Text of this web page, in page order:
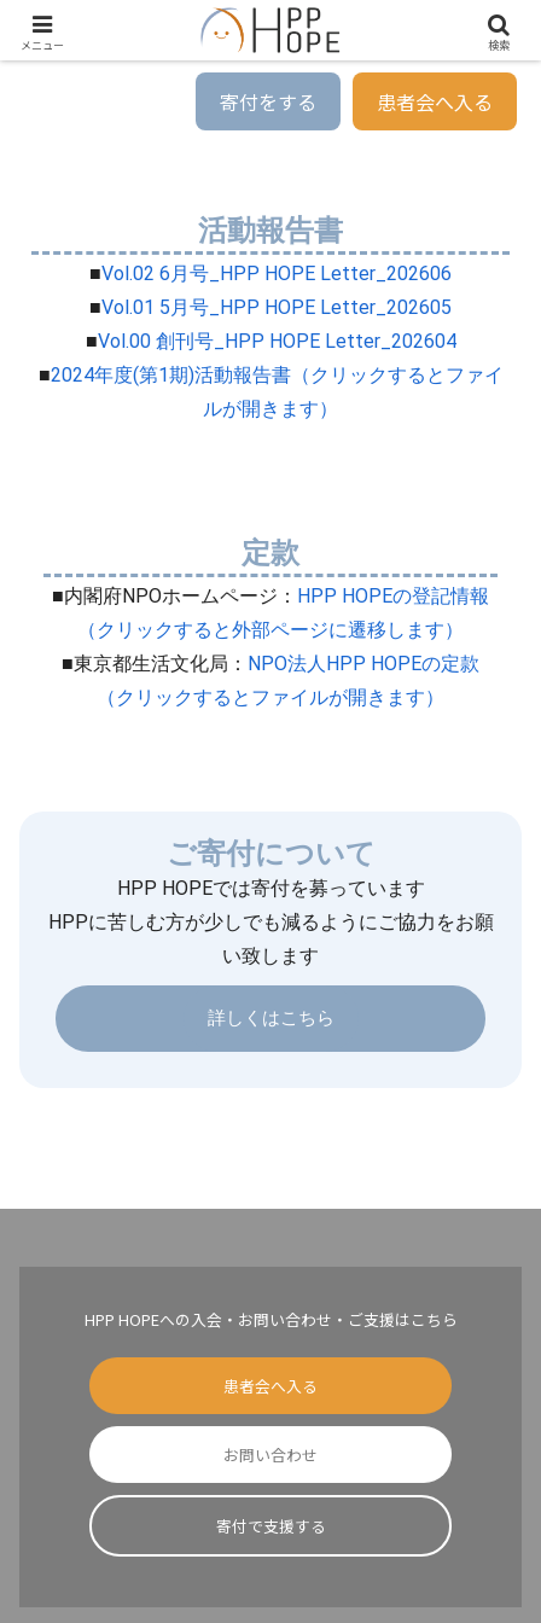
寄付をする 患者会へ入る
活動報告書
■Vol.02 6月号_HPP HOPE Letter_202606
■Vol.01 5月号_HPP HOPE Letter_202605
■Vol.00 創刊号_HPP HOPE Letter_202604
■2024年度(第1期)活動報告書（クリックするとファイ
ルが開きます）
定款
■内閣府NPOホームページ： HPP HOPEの登記情報
（クリックすると外部ページに遷移します）
■東京都生活文化局： NPO法人HPP HOPEの定款
（クリックするとファイルが開きます）
ご寄付について
HPP HOPEでは寄付を募っています
HPPに苦しむ方が少しでも減るようにご協力をお願
い致します
詳しくはこちら
HPP HOPEへの入会・お問い合わせ・ご支援はこちら
患者会へ入る
お問い合わせ
寄付で支援する
メニュー 検索